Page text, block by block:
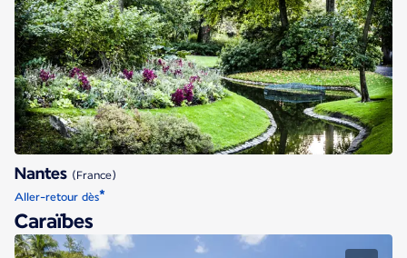
Nantes
Nantes (France)
Aller-retour dès*
Caraïbes